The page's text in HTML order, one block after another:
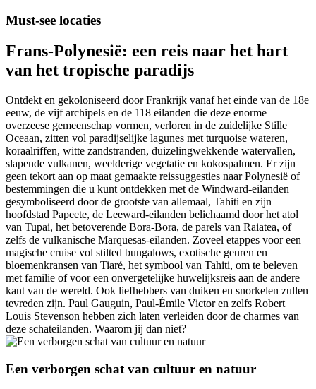
Must-see locaties
Frans-Polynesië: een reis naar het hart
van het tropische paradijs
Ontdekt en gekoloniseerd door Frankrijk vanaf het einde van de 18e
eeuw, de vijf archipels en de 118 eilanden die deze enorme
overzeese gemeenschap vormen, verloren in de zuidelijke Stille
Oceaan, zitten vol paradijselijke lagunes met turquoise wateren,
koraalriffen, witte zandstranden, duizelingwekkende watervallen,
slapende vulkanen, weelderige vegetatie en kokospalmen. Er zijn
geen tekort aan op maat gemaakte reissuggesties naar Polynesië of
bestemmingen die u kunt ontdekken met de Windward-eilanden
gesymboliseerd door de grootste van allemaal, Tahiti en zijn
hoofdstad Papeete, de Leeward-eilanden belichaamd door het atol
van Tupai, het betoverende Bora-Bora, de parels van Raiatea, of
zelfs de vulkanische Marquesas-eilanden. Zoveel etappes voor een
magische cruise vol stilted bungalows, exotische geuren en
bloemenkransen van Tiaré, het symbool van Tahiti, om te beleven
met familie of voor een onvergetelijke huwelijksreis aan de andere
kant van de wereld. Ook liefhebbers van duiken en snorkelen zullen
tevreden zijn. Paul Gauguin, Paul-Émile Victor en zelfs Robert
Louis Stevenson hebben zich laten verleiden door de charmes van
deze schateilanden. Waarom jij dan niet?
Een verborgen schat van cultuur en natuur